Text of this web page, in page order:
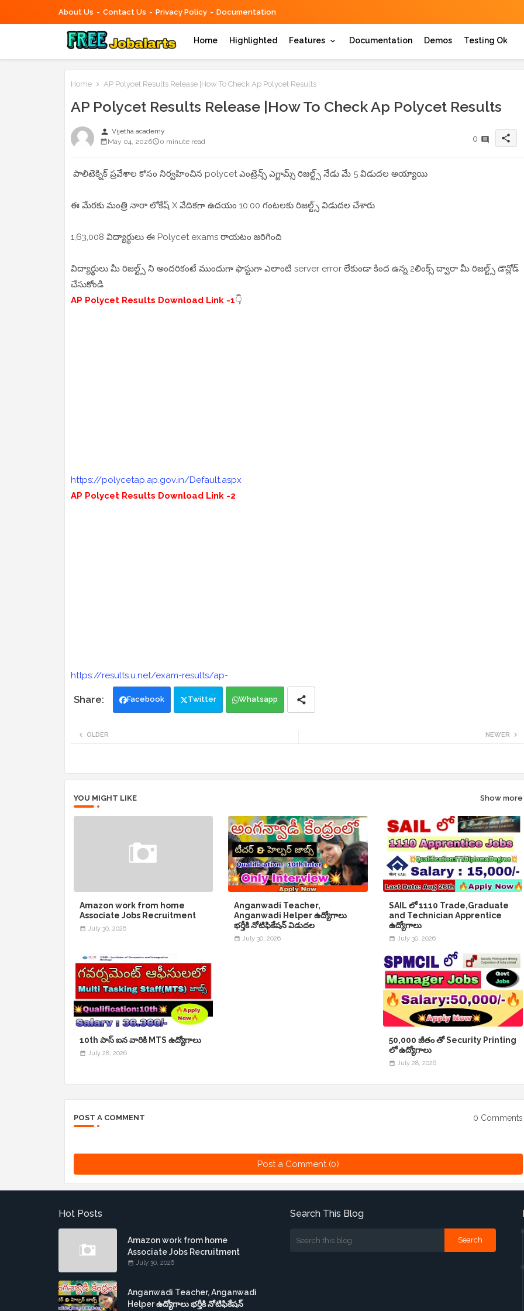
About Us Contact Us Privacy Policy Documentation
Home Highlighted Features Documentation Demos Testing Ok
Home AP Polycet Results Release |How To Check Ap Polycet Results
AP Polycet Results Release |How To Check Ap Polycet Results
person Vijetha academy
May 04, 2026
0 minute read 0 share
పాలిటెక్నిక్ ప్రవేశాల కోసం నిర్వహించిన polycet ఎంట్రెన్స్ ఎగ్జామ్స్ రిజల్ట్స్ నేడు మే 5 విడుదల అయ్యాయి
ఈ మేరకు మంత్రి నారా లోకేష్ X వేదికగా ఉదయం 10:00 గంటలకు రిజల్ట్స్ విడుదల చేశారు
1,63,008 విద్యార్థులు ఈ Polycet exams రాయటం జరిగింది
విద్యార్థులు మీ రిజల్ట్స్ ని అందరికంటే ముందుగా ఫాస్టుగా ఎలాంటి server error లేకుండా కింద ఉన్న 2లింక్స్ ద్వారా మీ రిజల్ట్స్ డౌన్లోడ్
చేసుకోండి
AP Polycet Results Download Link -1👇
https://polycetap.ap.gov.in/Default.aspx
AP Polycet Results Download Link -2
https://results.u.net/exam-results/ap-
Facebook Twitter Whatsapp
NEWER
OLDER
YOU MIGHT LIKE Show more
Amazon work from home
Associate Jobs Recruitment
July 30, 2026
Anganwadi Teacher,
Anganwadi Helper ఉద్యోగాలు
భర్తీకి నోటిఫికేషన్ విడుదల
July 30, 2026
SAIL లో 1110 Trade,Graduate
and Technician Apprentice
ఉద్యోగాలు
July 30, 2026
10th పాస్ ఐన వారికి MTS ఉద్యోగాలు
July 28, 2026
50,000 జీతం తో Security Printing
లో ఉద్యోగాలు
July 28, 2026
POST A COMMENT 0 Comments
Post a Comment (0)
Hot Posts
Amazon work from home
Associate Jobs Recruitment
July 30, 2026
Anganwadi Teacher, Anganwadi
Helper ఉద్యోగాలు భర్తీకి నోటిఫికేషన్
Search This Blog